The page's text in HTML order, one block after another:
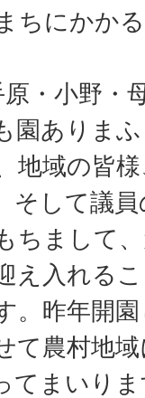
ちにかか
・小野・
園ありま
地域の皆
そして議
ちまして
え入れる
。昨年開
て農村地
てまいり